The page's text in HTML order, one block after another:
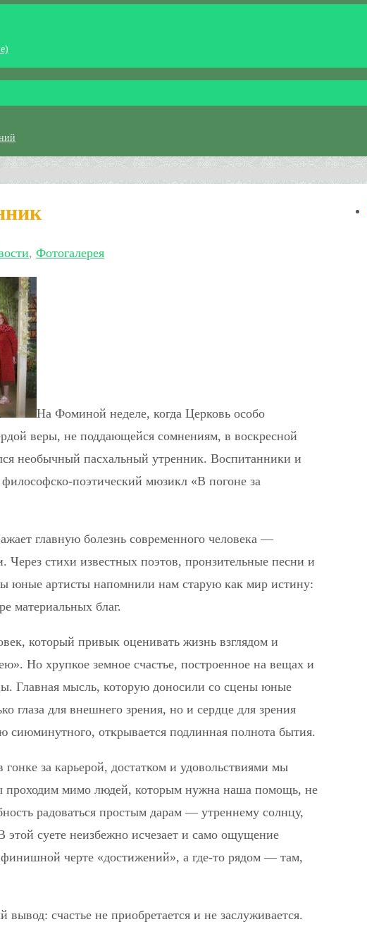
, Фотогалерея
На Фоминой неделе, когда Церковь особо
веры, не поддающейся сомнениям, в воскресной
необычный пасхальный утренник. Воспитанники и
философско-поэтический мюзикл «В погоне за
главную болезнь современного человека —
Через стихи известных поэтов, пронзительные песни и
юные артисты напомнили нам старую как мир истину:
материальных благ.
который привык оценивать жизнь взглядом и
Но хрупкое земное счастье, построенное на вещах и
Главная мысль, которую доносили со сцены юные
глаза для внешнего зрения, но и сердце для зрения
сиюминутного, открывается подлинная полнота бытия.
за карьерой, достатком и удовольствиями мы
проходим мимо людей, которым нужна наша помощь, не
радоваться простым дарам — утреннему солнцу,
этой суете неизбежно исчезает и само ощущение
финишной черте «достижений», а где-то рядом — там,
вывод: счастье не приобретается и не заслуживается.